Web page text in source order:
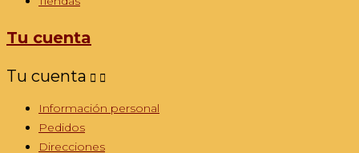
Tu cuenta
Tu cuenta  
Información personal
Pedidos
Direcciones